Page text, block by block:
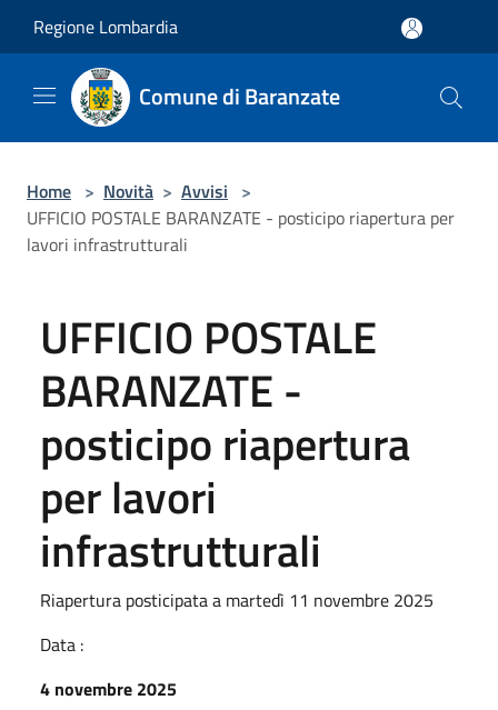
Regione Lombardia
Comune di Baranzate
Home > Novità > Avvisi >
UFFICIO POSTALE BARANZATE - posticipo riapertura per
lavori infrastrutturali
UFFICIO POSTALE
BARANZATE -
posticipo riapertura
per lavori
infrastrutturali
Riapertura posticipata a martedì 11 novembre 2025
Data :
4 novembre 2025